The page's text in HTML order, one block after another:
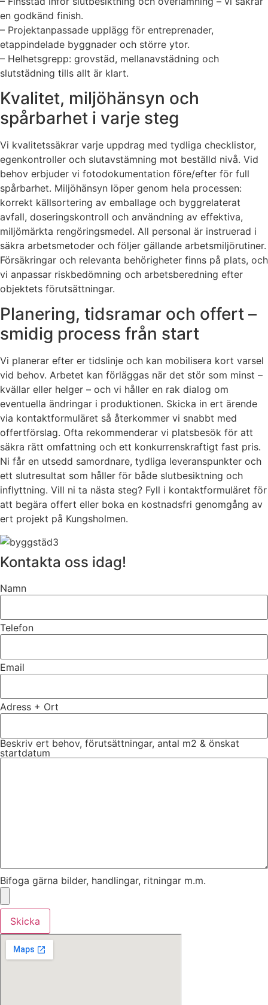
en godkänd finish.
– Projektanpassade upplägg för entreprenader,
etappindelade byggnader och större ytor.
– Helhetsgrepp: grovstäd, mellanavstädning och
slutstädning tills allt är klart.
Kvalitet, miljöhänsyn och
spårbarhet i varje steg
Vi kvalitetssäkrar varje uppdrag med tydliga checklistor,
egenkontroller och slutavstämning mot beställd nivå. Vid
behov erbjuder vi fotodokumentation före/efter för full
spårbarhet. Miljöhänsyn löper genom hela processen:
korrekt källsortering av emballage och byggrelaterat
avfall, doseringskontroll och användning av effektiva,
miljömärkta rengöringsmedel. All personal är instruerad i
säkra arbetsmetoder och följer gällande arbetsmiljörutiner.
Försäkringar och relevanta behörigheter finns på plats, och
vi anpassar riskbedömning och arbetsberedning efter
objektets förutsättningar.
Planering, tidsramar och offert –
smidig process från start
Vi planerar efter er tidslinje och kan mobilisera kort varsel
vid behov. Arbetet kan förläggas när det stör som minst –
kvällar eller helger – och vi håller en rak dialog om
eventuella ändringar i produktionen. Skicka in ert ärende
via kontaktformuläret så återkommer vi snabbt med
offertförslag. Ofta rekommenderar vi platsbesök för att
säkra rätt omfattning och ett konkurrenskraftigt fast pris.
Ni får en utsedd samordnare, tydliga leveranspunkter och
ett slutresultat som håller för både slutbesiktning och
inflyttning. Vill ni ta nästa steg? Fyll i kontaktformuläret för
att begära offert eller boka en kostnadsfri genomgång av
ert projekt på Kungsholmen.
Kontakta oss idag!
Namn
Telefon
Email
Adress + Ort
Beskriv ert behov, förutsättningar, antal m2 & önskat
startdatum
Bifoga gärna bilder, handlingar, ritningar m.m.
Skicka